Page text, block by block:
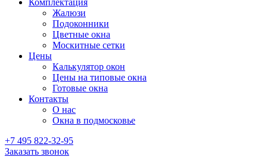
Комплектация
Жалюзи
Подоконники
Цветные окна
Москитные сетки
Цены
Калькулятор окон
Цены на типовые окна
Готовые окна
Контакты
О нас
Окна в подмосковье
+7 495 822-32-95
Заказать звонок